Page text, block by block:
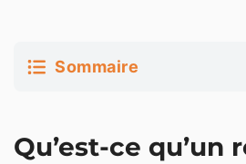
Sommaire
choisir ?
Qu’est-ce qu’un